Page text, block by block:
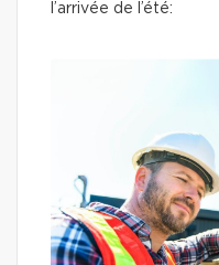
l’arrivée de l’été: